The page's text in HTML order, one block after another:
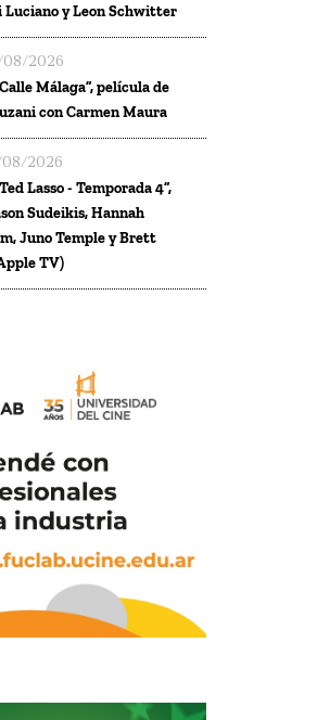
Luciano y Leon Schwitter
08/2026
Málaga”, película de
con Carmen Maura
08/2026
Lasso - Temporada 4”,
Sudeikis, Hannah
Juno Temple y Brett
TV)